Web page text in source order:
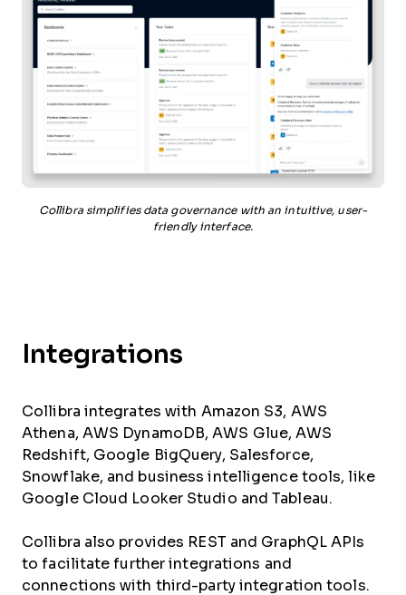
Collibra simplifies data governance with an intuitive, user-
friendly interface.
Integrations
Collibra integrates with Amazon S3, AWS
Athena, AWS DynamoDB, AWS Glue, AWS
Redshift, Google BigQuery, Salesforce,
Snowflake, and business intelligence tools, like
Google Cloud Looker Studio and Tableau.
Collibra also provides REST and GraphQL APIs
to facilitate further integrations and
connections with third-party integration tools.